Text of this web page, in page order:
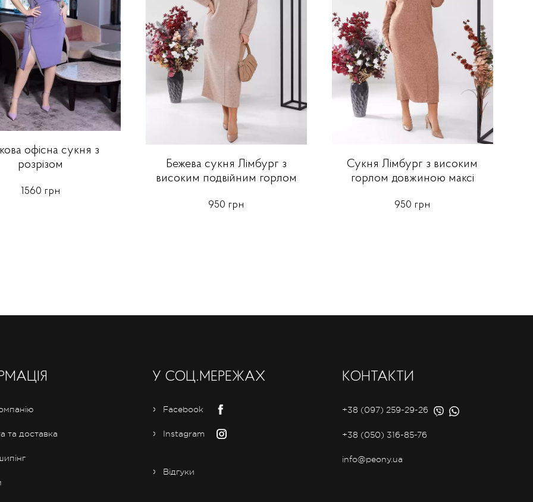
офісна сукня з
розрізом
1560 грн
Бежева сукня Лімбург з
високим подвійним горлом
950 грн
Сукня Лімбург з високим
горлом довжиною максі
950 грн
та доставка
У СОЦ.МЕРЕЖАХ
Facebook
Instagram
Відгуки
КОНТАКТИ
+38 (097) 259-29-26
+38 (050) 316-85-76
info@peony.ua